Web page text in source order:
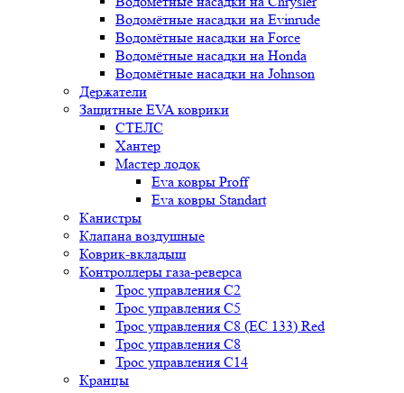
Водомётные насадки на Evinrude
Водомётные насадки на Force
Водомётные насадки на Honda
Водомётные насадки на Johnson
Держатели
Защитные EVA коврики
СТЕЛС
Хантер
Мастер лодок
Eva ковры Proff
Eva ковры Standart
Канистры
Клапана воздушные
Коврик-вкладыш
Контроллеры газа-реверса
Трос управления C2
Трос управления C5
Трос управления C8 (ЕС 133) Red
Трос управления C8
Трос управления C14
Кранцы